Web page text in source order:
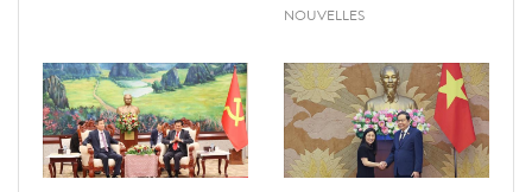
NOUVELLES